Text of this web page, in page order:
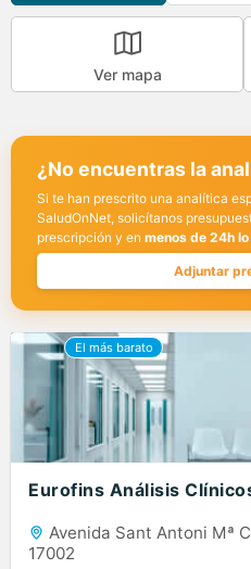
Ver mapa
¿No encuentras la
Si te han prescrito una analítica
SaludOnNet, solicítanos
prescripción y en menos de 24h
Adjuntar
Eurofins Análisis
Avenida Sant Antoni Mª
17002